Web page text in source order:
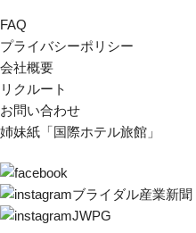
FAQ
プライバシーポリシー
会社概要
リクルート
お問い合わせ
姉妹紙「国際ホテル旅館」
ブライダル産業新聞
JWPG